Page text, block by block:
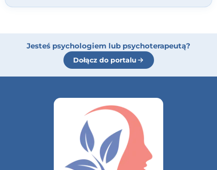
Jesteś psychologiem lub psychoterapeutą?
Dołącz do portalu